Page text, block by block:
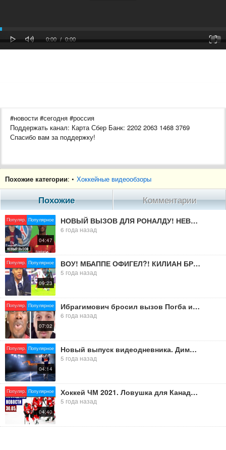
Current
0:00 / Duration
0:00
#новости #сегодня #россия
Поддержать канал: Карта Сбер Банк: 2202 2063 1468 3769
Спасибо вам за поддержку!
Похожие категории: • Хоккейные видеообзоры
Похожие Комментарии
Популяр. Популярное
04:47
НОВЫЙ ВЫЗОВ ДЛЯ РОНАЛДУ! НЕВЕРОЯТНЫЙ КАМБЭК ЛИВЕРПУЛЯ | СВЕЖИЕ ТРАНСФЕРНЫЕ СЛУХИ 2020
6 года назад
Популяр. Популярное
09:23
ВОУ! МБАППЕ ОФИГЕЛ?! КИЛИАН БРОСИЛ НОВЫЙ ВЫЗОВ НОЙЕРУ И БАВАРИИ! Лига чемпионов - Бавария 2:3 ПСЖ
5 года назад
Популяр. Популярное
07:02
Ибрагимович бросил вызов Погба и Поль ответил Златану + другие новости футбола | Инсайд
6 года назад
Популяр. Популярное
04:14
Новый выпуск видеодневника. Димитровград.
5 года назад
Популяр. Популярное
04:40
Хоккей ЧМ 2021. Ловушка для Канады, шанс для Латвии, вызов для Швеции. Последние новости ЧМ 30.05.
5 года назад